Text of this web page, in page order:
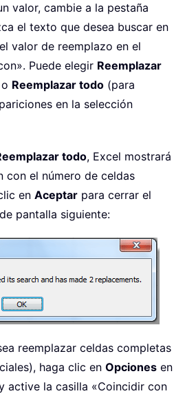
valor, cambie a la pestaña
el texto que desea buscar en
valor de reemplazo en el
Puede elegir Reemplazar
Reemplazar todo (para
en la selección
todo, Excel mostrará
con el número de celdas
en Aceptar para cerrar el
pantalla siguiente:
reemplazar celdas completas
haga clic en Opciones en
active la casilla «Coincidir con